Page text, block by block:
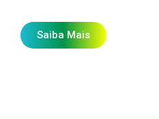
Saiba Mais